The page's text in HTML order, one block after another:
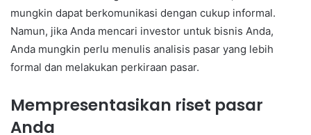
mungkin dapat berkomunikasi dengan cukup informal.
Namun, jika Anda mencari investor untuk bisnis Anda,
Anda mungkin perlu menulis analisis pasar yang lebih
formal dan melakukan perkiraan pasar.
Mempresentasikan riset pasar
Anda